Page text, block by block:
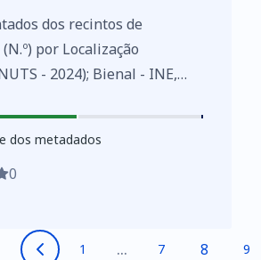
dos recintos de
por Localização
- 2024); Bienal - INE,
xurl/indx/0013230/PT
dos metadados
0
1 ... 7 8 9